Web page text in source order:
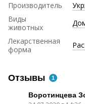
Производитель
Виды
животных
Лекарственная
форма
Отзывы 1
Воротинцева